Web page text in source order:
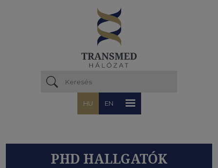
HU EN
PHD HALLGATÓK